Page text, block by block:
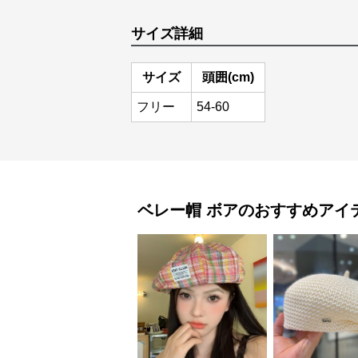
サイズ詳細
サイズ 頭囲(cm)
フリー 54-60
ベレー帽 ボアのおすすめアイ